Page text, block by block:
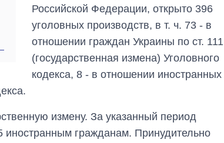
Российской Федерации, открыто 396
уголовных производств, в т. ч. 73 - в
отношении граждан Украины по ст. 111
(государственная измена) Уголовного
кодекса, 8 - в отношении иностранных
измену. За указанный период
гражданам. Принудительно
Сколько
картофеля
выращивали в